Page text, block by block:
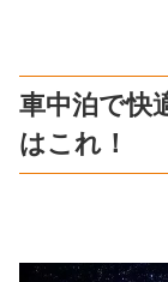
車中泊で快
はこれ！